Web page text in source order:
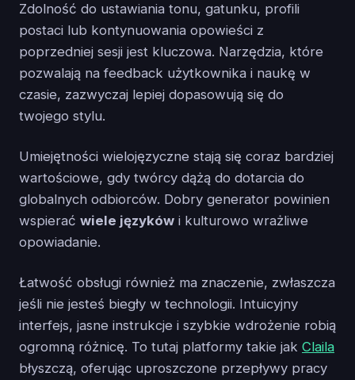
Zdolność do ustawiania tonu, gatunku, profili
postaci lub kontynuowania opowieści z
poprzedniej sesji jest kluczowa. Narzędzia, które
pozwalają na feedback użytkownika i naukę w
czasie, zazwyczaj lepiej dopasowują się do
twojego stylu.
Umiejętności wielojęzyczne stają się coraz bardziej
wartościowe, gdy twórcy dążą do dotarcia do
globalnych odbiorców. Dobry generator powinien
wspierać wiele języków i kulturowo wrażliwe
opowiadanie.
Łatwość obsługi również ma znaczenie, zwłaszcza
jeśli nie jesteś biegły w technologii. Intuicyjny
interfejs, jasne instrukcje i szybkie wdrożenie robią
ogromną różnicę. To tutaj platformy takie jak Claila
błyszczą, oferując uproszczone przepływy pracy